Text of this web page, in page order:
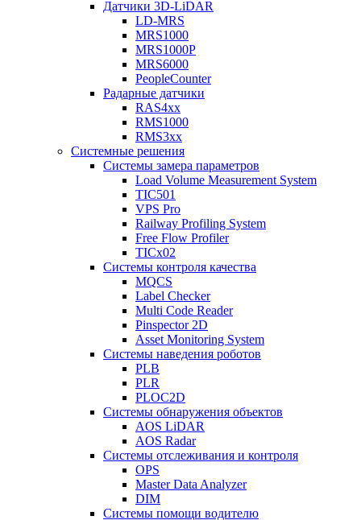
Датчики 3D-LiDAR
LD-MRS
MRS1000
MRS1000P
MRS6000
PeopleCounter
Радарные датчики
RAS4xx
RMS1000
RMS3xx
Системные решения
Системы замера параметров
Load Volume Measurement System
TIC501
VPS Pro
Railway Profiling System
Free Flow Profiler
TICx02
Системы контроля качества
MQCS
Label Checker
Multi Code Reader
Pinspector 2D
Asset Monitoring System
Системы наведения роботов
PLB
PLR
PLOC2D
Системы обнаружения объектов
AOS LiDAR
AOS Radar
Системы отслеживания и контроля
OPS
Master Data Analyzer
DIM
Системы помощи водителю